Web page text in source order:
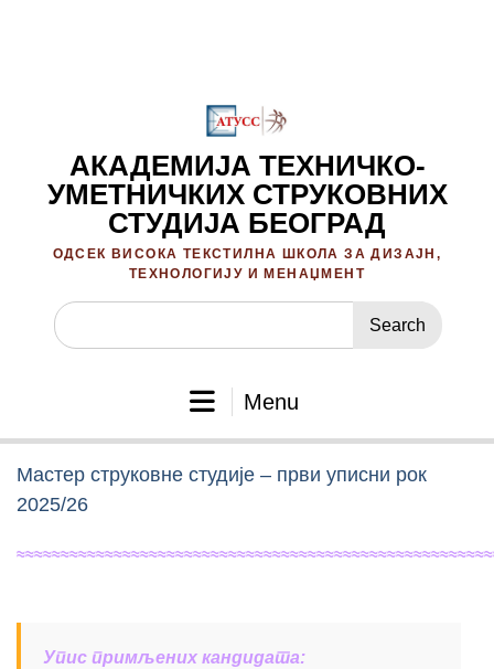
АКАДЕМИЈА ТЕХНИЧКО-
УМЕТНИЧКИХ СТРУКОВНИХ
СТУДИЈА БЕОГРАД
ОДСЕК ВИСОКА ТЕКСТИЛНА ШКОЛА ЗА ДИЗАЈН,
ТЕХНОЛОГИЈУ И МЕНАЏМЕНТ
Search
for:
Menu
Мастер струковне студије – први уписни рок
2025/26
Упис примљених кандидата: